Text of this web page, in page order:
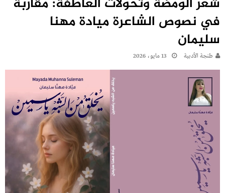
في نصوص الشاعرة ميادة مهنا
سليمان
طنجة الأدبية 13 مايو، 2026